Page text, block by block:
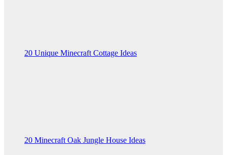
20 Unique Minecraft Cottage Ideas
20 Minecraft Oak Jungle House Ideas